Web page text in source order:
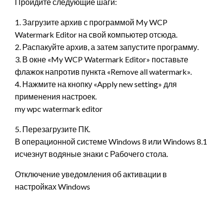
1. Загрузите архив с программой My WCP
Watermark Editor на свой компьютер отсюда.
2. Распакуйте архив, а затем запустите программу.
3. В окне «My WCP Watermark Editor» поставьте
флажок напротив пункта «Remove all watermark».
4. Нажмите на кнопку «Apply new setting» для
применения настроек.
my wpc watermark editor
5. Перезагрузите ПК.
В операционной системе Windows 8 или Windows 8.1
исчезнут водяные знаки с Рабочего стола.
Отключение уведомления об активации в
настройках Windows